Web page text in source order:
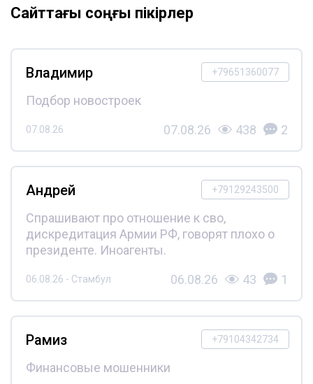
Сайттағы соңғы пікірлер
+79651360077
Владимир
Подбор новостроек
07.08.26 07.08.26 438 2
+79129243500
Андрей
Спрашивают про отношение к сво,
дискредитация Армии РФ, говорят плохо о
президенте. Иноагенты.
06.08.26 - Стамбул 06.08.26 43 1
+79104342734
Рамиз
Финансовые мошенники